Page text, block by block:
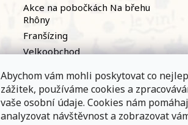
Abychom vám mohli poskytovat co
zážitek, používáme cookies a
vaše osobní údaje. Cookies nám
analyzovat návštěvnost a zobrazovat
Akce na pobočkách Na břehu
Rhôny
Franšízing
Velkoobchod
Novinky
Zaměstnání